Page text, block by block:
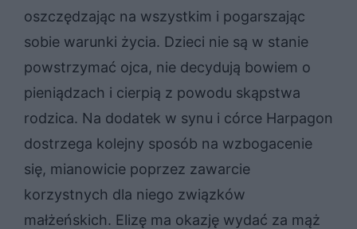
oszczędzając na wszystkim i pogarszając
sobie warunki życia. Dzieci nie są w stanie
powstrzymać ojca, nie decydują bowiem o
pieniądzach i cierpią z powodu skąpstwa
rodzica. Na dodatek w synu i córce Harpagon
dostrzega kolejny sposób na wzbogacenie
się, mianowicie poprzez zawarcie
korzystnych dla niego związków
małżeńskich. Elizę ma okazję wydać za mąż